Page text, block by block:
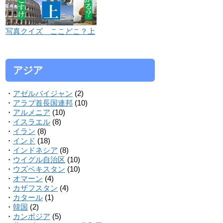
写真クイズ ここどこ？上
アジア
・ アゼルバイジャン (2)
・ アラブ首長国連邦 (10)
・ アルメニア (10)
・ イスラエル (8)
・ イラン (8)
・ インド (18)
・ インドネシア (8)
・ ウイグル自治区 (10)
・ ウズベキスタン (10)
・ オマーン (4)
・ カザフスタン (4)
・ カタール (1)
・ 韓国 (2)
・ カンボジア (5)